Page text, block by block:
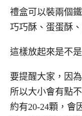
禮盒可以裝兩個
巧巧酥、蛋蛋酥
這樣放起來是不
要提醒大家，因
所以大小會有點
約有20-24顆，會